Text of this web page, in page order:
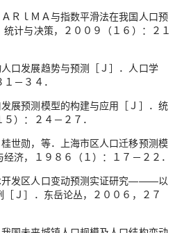
ＡＲｌＭＡ与指数平滑法在我国人口预
计与决策，２００９（１６）：２１
人口发展趋势与预测［Ｊ］．人口学
－３４．
发展预测模型的构建与应用［Ｊ］．统
）：２４－２７．
桂世勋，等．上海市区人口迁移预测模
济，１９８６（１）：１７－２２．
开发区人口变动预测实证研究———以
Ｊ］．东岳论丛，２００６，２７